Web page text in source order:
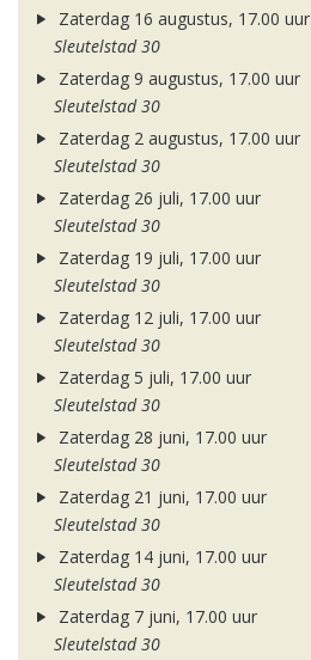
Zaterdag 16 augustus, 17.00 uur
Sleutelstad 30
Zaterdag 9 augustus, 17.00 uur
Sleutelstad 30
Zaterdag 2 augustus, 17.00 uur
Sleutelstad 30
Zaterdag 26 juli, 17.00 uur
Sleutelstad 30
Zaterdag 19 juli, 17.00 uur
Sleutelstad 30
Zaterdag 12 juli, 17.00 uur
Sleutelstad 30
Zaterdag 5 juli, 17.00 uur
Sleutelstad 30
Zaterdag 28 juni, 17.00 uur
Sleutelstad 30
Zaterdag 21 juni, 17.00 uur
Sleutelstad 30
Zaterdag 14 juni, 17.00 uur
Sleutelstad 30
Zaterdag 7 juni, 17.00 uur
Sleutelstad 30